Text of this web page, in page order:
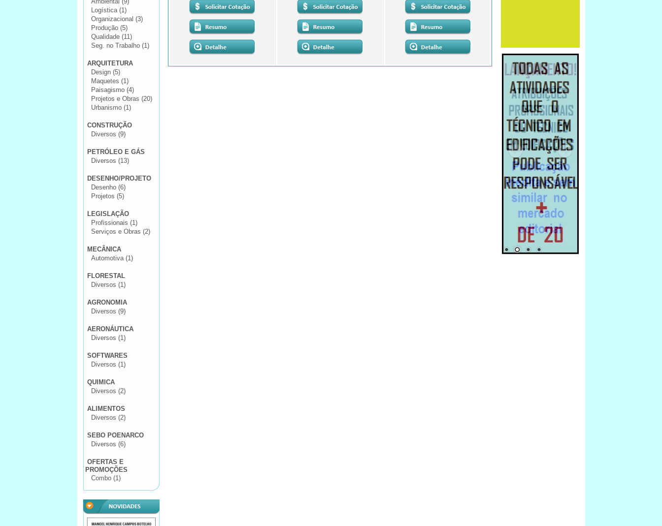
Logística (1)
Organizacional (3)
Produção (5)
Qualidade (11)
Seg. no Trabalho (1)
ARQUITETURA
Design (5)
Maquetes (1)
Paisagismo (4)
Projetos e Obras (20)
Urbanismo (1)
CONSTRUÇÃO
Diversos (9)
PETRÓLEO E GÁS
Diversos (13)
DESENHO/PROJETO
Desenho (6)
Projetos (5)
LEGISLAÇÃO
Profissionais (1)
Serviços e Obras (2)
MECÂNICA
Automotiva (1)
FLORESTAL
Diversos (1)
AGRONOMIA
Diversos (9)
AERONÁUTICA
Diversos (1)
SOFTWARES
Diversos (1)
QUIMICA
Diversos (2)
ALIMENTOS
Diversos (2)
SEBO POENARCO
Diversos (6)
OFERTAS E
PROMOÇÕES
Combo (1)